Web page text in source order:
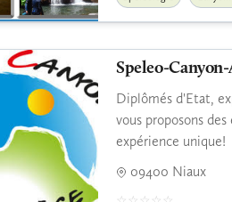
Speleo-
Diplômés d'Etat,
vous proposons
expérience unique!
09400 Niaux